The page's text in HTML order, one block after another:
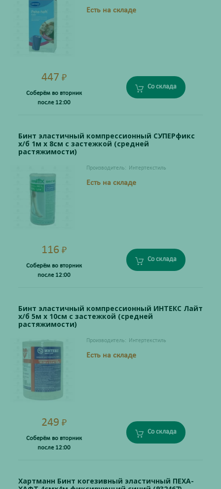
Есть на складе
447 ₽
Соберём во вторник
после 12:00
Со склада
Бинт эластичный компрессионный СУПЕРфикс
х/б 1м х 8см с застежкой (средней
растяжимости)
Производитель: Интертекстиль
Есть на складе
116 ₽
Соберём во вторник
после 12:00
Со склада
Бинт эластичный компрессионный ИНТЕКС Лайт
х/б 5м х 10см с застежкой (средней
растяжимости)
Производитель: Интертекстиль
Есть на складе
249 ₽
Соберём во вторник
после 12:00
Со склада
Хартманн Бинт когезивный эластичный ПЕХА-